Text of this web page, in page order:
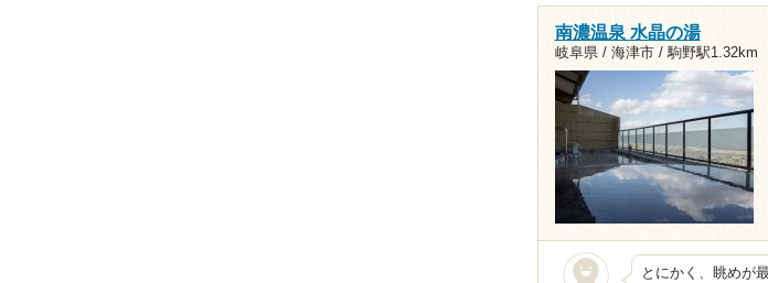
南濃温泉 水晶の湯
岐阜県 / 海津市 /駒野駅1.32km
とにかく、眺めが